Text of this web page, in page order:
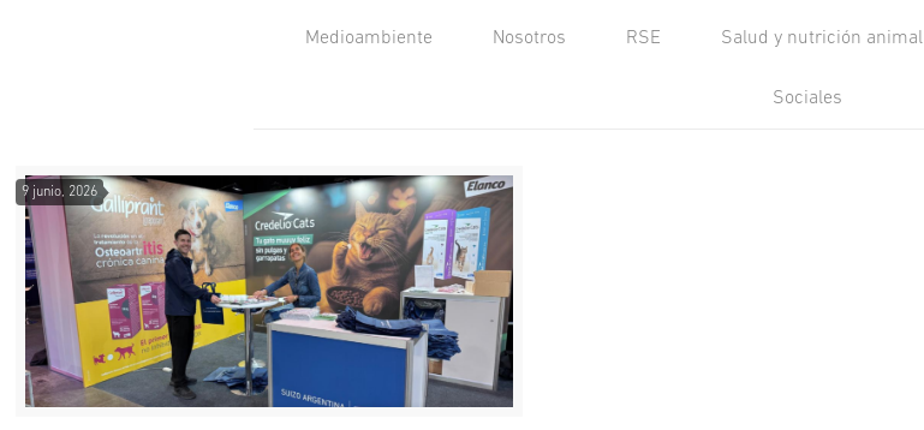
Medioambiente Nosotros RSE Salud y nutrición animal
Sociales
9 junio, 2026